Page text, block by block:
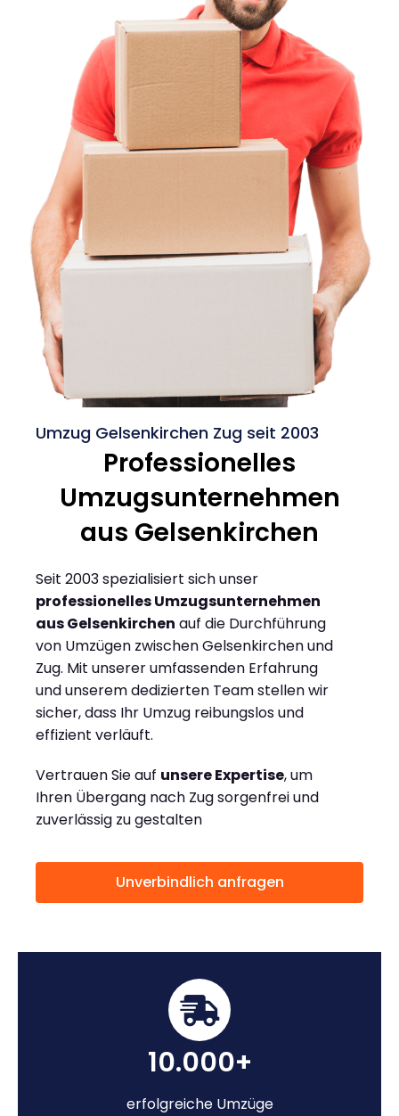
Umzug Gelsenkirchen Zug seit 2003
Professionelles
Umzugsunternehmen
aus Gelsenkirchen
Seit 2003 spezialisiert sich unser
professionelles Umzugsunternehmen
aus Gelsenkirchen auf die Durchführung
von Umzügen zwischen Gelsenkirchen und
Zug. Mit unserer umfassenden Erfahrung
und unserem dedizierten Team stellen wir
sicher, dass Ihr Umzug reibungslos und
effizient verläuft.
Vertrauen Sie auf unsere Expertise, um
Ihren Übergang nach Zug sorgenfrei und
zuverlässig zu gestalten
Unverbindlich anfragen
10.000+
erfolgreiche Umzüge